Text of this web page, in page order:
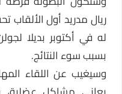
ريال مدريد أول الألقاب
له في أكتوبر بديلا
بسبب سوء النتائج.
وسيغيب عن اللقاء